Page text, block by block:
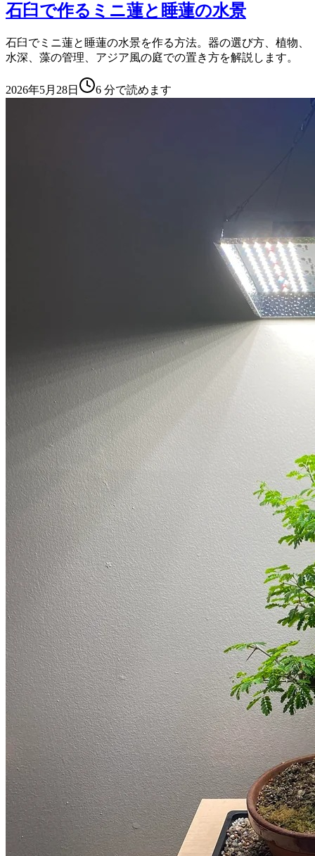
石臼で作るミニ蓮と睡蓮の水景
石臼でミニ蓮と睡蓮の水景を作る方法。器の選び方、植物、
水深、藻の管理、アジア風の庭での置き方を解説します。
2026年5月28日 6 分で読めます